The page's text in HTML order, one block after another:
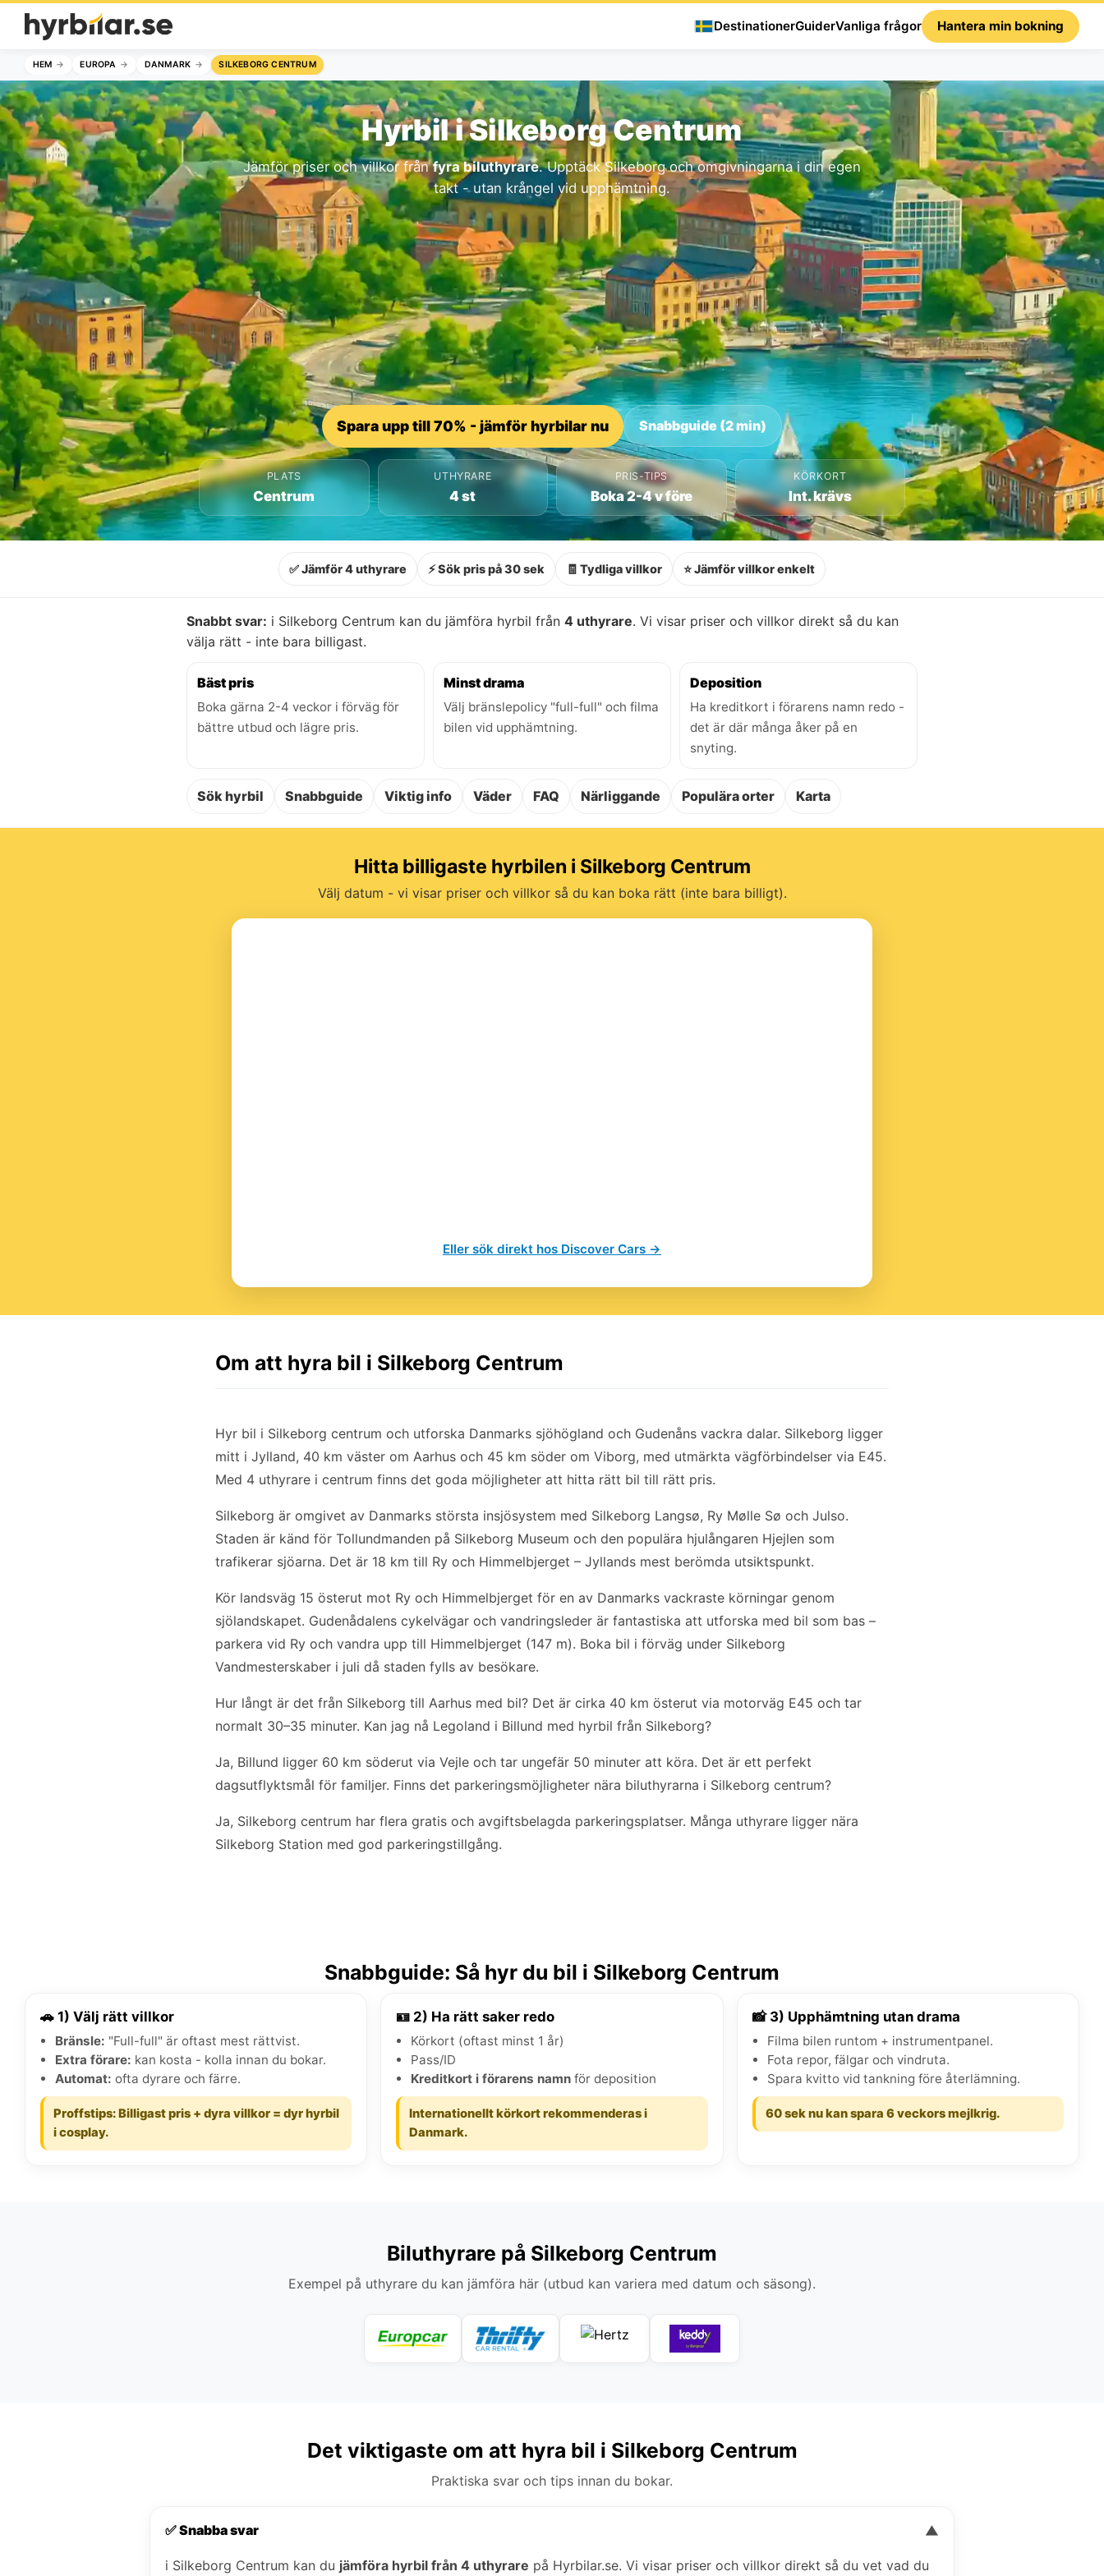
DestinationerGuiderVanliga frågor Hantera min bokning
HEM EUROPA DANMARK SILKEBORG CENTRUM
Hyrbil i Silkeborg Centrum
Jämför priser och villkor frånfyra biluthyrare. Upptäck Silkeborg och omgivningarna i din egen
takt - utan krångel vid upphämtning.
Spara upp till 70% - jämför hyrbilar nu Snabbguide (2 min)
PLATS
Centrum
UTHYRARE
4 st
PRIS-TIPS
Boka 2-4 v före
KÖRKORT
Int. krävs
✅ Jämför 4 uthyrare ⚡ Sök pris på 30 sek 🧾 Tydliga villkor ⭐ Jämför villkor enkelt
Snabbt svar: i Silkeborg Centrum kan du jämföra hyrbil från 4 uthyrare. Vi visar priser och villkor direkt så du kan
välja rätt - inte bara billigast.
Bäst pris
Boka gärna 2-4 veckor i förväg för
bättre utbud och lägre pris.
Minst drama
Välj bränslepolicy "full-full" och filma
bilen vid upphämtning.
Deposition
Ha kreditkort i förarens namn redo -
det är där många åker på en
snyting.
Sök hyrbil Snabbguide Viktig info Väder FAQ Närliggande Populära orter Karta
Hitta billigaste hyrbilen i Silkeborg Centrum
Välj datum - vi visar priser och villkor så du kan boka rätt (inte bara billigt).
Eller sök direkt hos Discover Cars →
Om att hyra bil i Silkeborg Centrum
Hyr bil i Silkeborg centrum och utforska Danmarks sjöhögland och Gudenåns vackra dalar. Silkeborg ligger
mitt i Jylland, 40 km väster om Aarhus och 45 km söder om Viborg, med utmärkta vägförbindelser via E45.
Med 4 uthyrare i centrum finns det goda möjligheter att hitta rätt bil till rätt pris.
Silkeborg är omgivet av Danmarks största insjösystem med Silkeborg Langsø, Ry Mølle Sø och Julso.
Staden är känd för Tollundmanden på Silkeborg Museum och den populära hjulångaren Hjejlen som
trafikerar sjöarna. Det är 18 km till Ry och Himmelbjerget – Jyllands mest berömda utsiktspunkt.
Kör landsväg 15 österut mot Ry och Himmelbjerget för en av Danmarks vackraste körningar genom
sjölandskapet. Gudenådalens cykelvägar och vandringsleder är fantastiska att utforska med bil som bas –
parkera vid Ry och vandra upp till Himmelbjerget (147 m). Boka bil i förväg under Silkeborg
Vandmesterskaber i juli då staden fylls av besökare.
Hur långt är det från Silkeborg till Aarhus med bil? Det är cirka 40 km österut via motorväg E45 och tar
normalt 30–35 minuter. Kan jag nå Legoland i Billund med hyrbil från Silkeborg?
Ja, Billund ligger 60 km söderut via Vejle och tar ungefär 50 minuter att köra. Det är ett perfekt
dagsutflyktsmål för familjer. Finns det parkeringsmöjligheter nära biluthyrarna i Silkeborg centrum?
Ja, Silkeborg centrum har flera gratis och avgiftsbelagda parkeringsplatser. Många uthyrare ligger nära
Silkeborg Station med god parkeringstillgång.
Snabbguide: Så hyr du bil i Silkeborg Centrum
🚗 1) Välj rätt villkor
Bränsle: "Full-full" är oftast mest rättvist.
Extra förare: kan kosta - kolla innan du bokar.
Automat: ofta dyrare och färre.
Proffstips: Billigast pris + dyra villkor = dyr hyrbil
i cosplay.
🪪 2) Ha rätt saker redo
Körkort (oftast minst 1 år)
Pass/ID
Kreditkort i förarens namn för deposition
Internationellt körkort rekommenderas i
Danmark.
📸 3) Upphämtning utan drama
Filma bilen runtom + instrumentpanel.
Fota repor, fälgar och vindruta.
Spara kvitto vid tankning före återlämning.
60 sek nu kan spara 6 veckors mejlkrig.
Biluthyrare på Silkeborg Centrum
Exempel på uthyrare du kan jämföra här (utbud kan variera med datum och säsong).
Det viktigaste om att hyra bil i Silkeborg Centrum
Praktiska svar och tips innan du bokar.
✅ Snabba svar ▼
i Silkeborg Centrum kan du jämföra hyrbil från 4 uthyrare på Hyrbilar.se. Vi visar priser och villkor direkt så du vet vad du